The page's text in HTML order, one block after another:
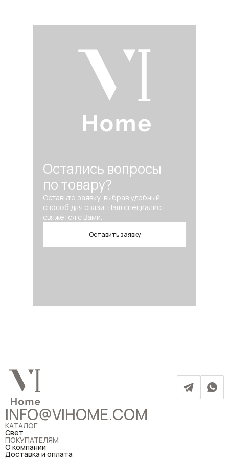
Остались вопросы
по товару?
Оставьте заявку, выбрав удобный
способ для связи. Наш специалист
свяжется с Вами.
Оставить заявку
INFO@VIHOME.COM
КАТАЛОГ
Свет
ПОКУПАТЕЛЯМ
О компании
Доставка и оплата